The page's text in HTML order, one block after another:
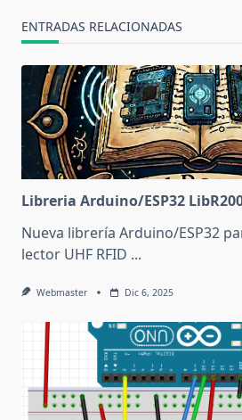
ENTRADAS RELACIONADAS
Libreria Arduino/ESP32
Nueva librería Arduino/ESP32
lector UHF RFID ...
Webmaster Dic 6, 2025